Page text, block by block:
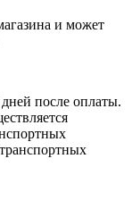
и может
после оплаты.